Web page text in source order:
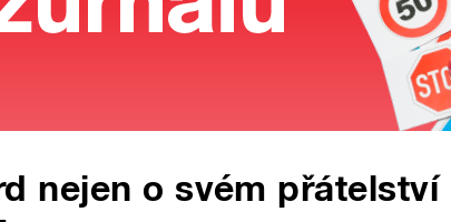
nejen o svém přátelství